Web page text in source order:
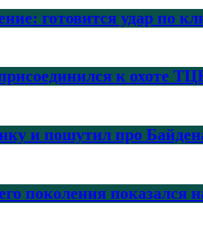
готовится удар по
к охоте
и пошутил про
поколения показался